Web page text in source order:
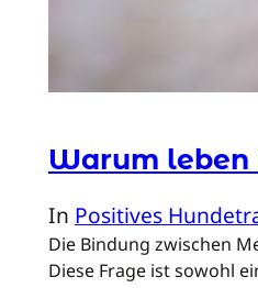
Warum
In Positives
Die Bindung zwischen
Diese Frage ist sowohl